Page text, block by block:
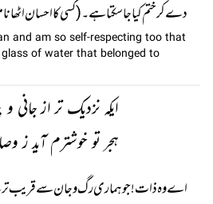
دے کر ختم کیا جا سکتا ہے۔ (کسی کا احسان
and am so self-respecting too that
of water that belonged to
ایکہ نزدیک تر از جانی و
ہجر تو خوشترم آید ز
اے وہ ذات! جو ہماری رگ و جان سے قریب